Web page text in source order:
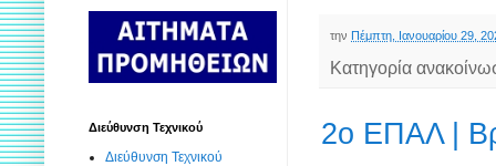
την Πέμπτη, Ιανουαρίου 29,
Κατηγορία
2ο ΕΠΑΛ |
Διεύθυνση Τεχνικού
Διεύθυνση Τεχνικού